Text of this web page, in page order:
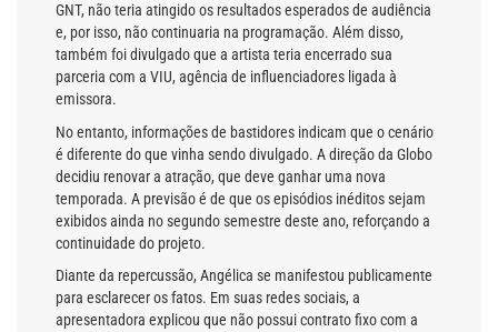
GNT, não teria atingido os resultados esperados de audiência
e, por isso, não continuaria na programação. Além disso,
também foi divulgado que a artista teria encerrado sua
parceria com a VIU, agência de influenciadores ligada à
emissora.
No entanto, informações de bastidores indicam que o cenário
é diferente do que vinha sendo divulgado. A direção da Globo
decidiu renovar a atração, que deve ganhar uma nova
temporada. A previsão é de que os episódios inéditos sejam
exibidos ainda no segundo semestre deste ano, reforçando a
continuidade do projeto.
Diante da repercussão, Angélica se manifestou publicamente
para esclarecer os fatos. Em suas redes sociais, a
apresentadora explicou que não possui contrato fixo com a